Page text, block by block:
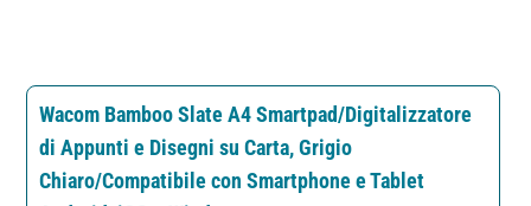
Wacom Bamboo Slate A4 Smartpad/Digitalizzatore
di Appunti e Disegni su Carta, Grigio
Chiaro/Compatibile con Smartphone e Tablet